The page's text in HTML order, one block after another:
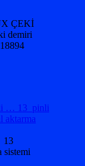
ÇEKİ
demiri
13
sistemi